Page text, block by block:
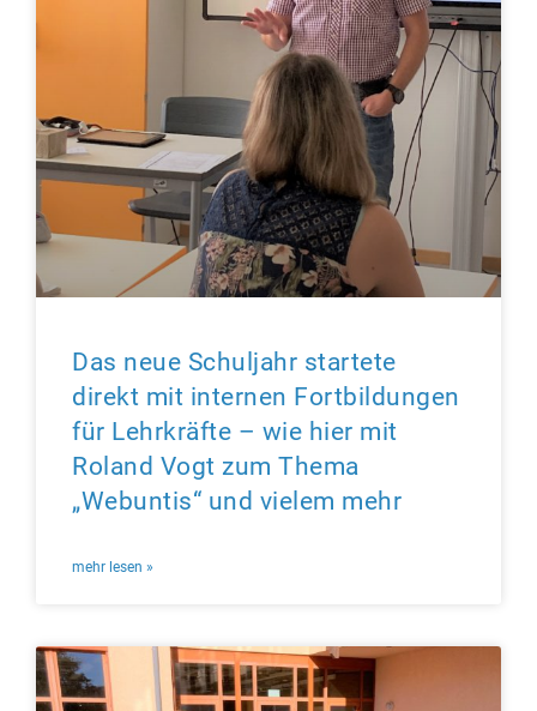
Das neue Schuljahr startete
direkt mit internen Fortbildungen
für Lehrkräfte – wie hier mit
Roland Vogt zum Thema
„Webuntis“ und vielem mehr
mehr lesen »